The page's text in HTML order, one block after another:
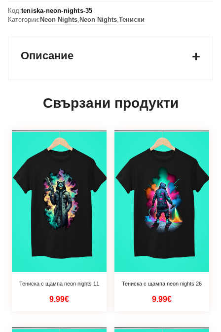
Код:teniska-neon-nights-35
Категории: Neon Nights, Neon Nights,Тениски
Описание
Свързани продукти
Тениска с щампа neon nights 11
9.99€
Тениска с щампа neon nights 26
9.99€